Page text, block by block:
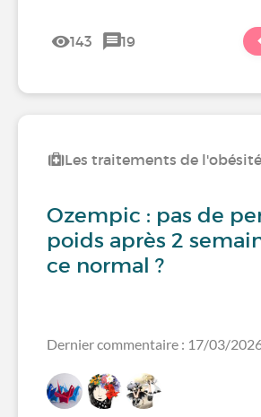
143 19
Les traitements de l'obésité
Ozempic : pas de
poids après 2
ce normal ?
Dernier commentaire : 17/03/